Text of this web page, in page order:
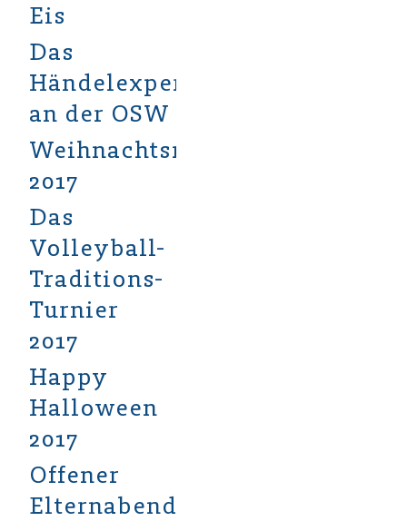
Eis
Das
Händelexperiment
an der OSW
Weihnachtsmarkt
2017
Das
Volleyball-
Traditions-
Turnier
2017
Happy
Halloween
2017
Offener
Elternabend